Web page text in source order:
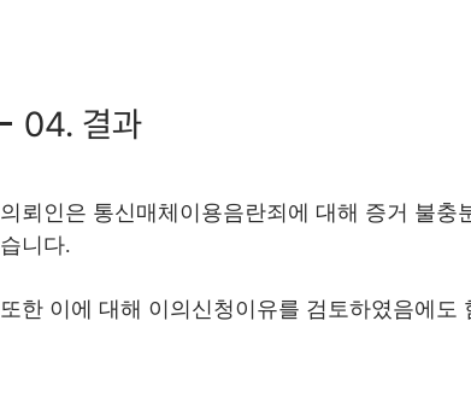
04. 결과
의뢰인은 통신매체이용음란죄에 대해 증거 불충
습니다.
또한 이에 대해 이의신청이유를 검토하였음에